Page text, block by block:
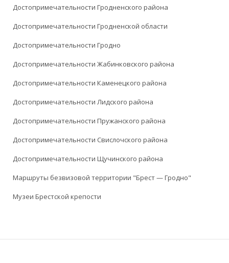
Достопримечательности Гродненского района
Достопримечательности Гродненской области
Достопримечательности Гродно
Достопримечательности Жабинковского района
Достопримечательности Каменецкого района
Достопримечательности Лидского района
Достопримечательности Пружанского района
Достопримечательности Свислочского района
Достопримечательности Щучинского района
Маршруты безвизовой территории "Брест — Гродно"
Музеи Брестской крепости